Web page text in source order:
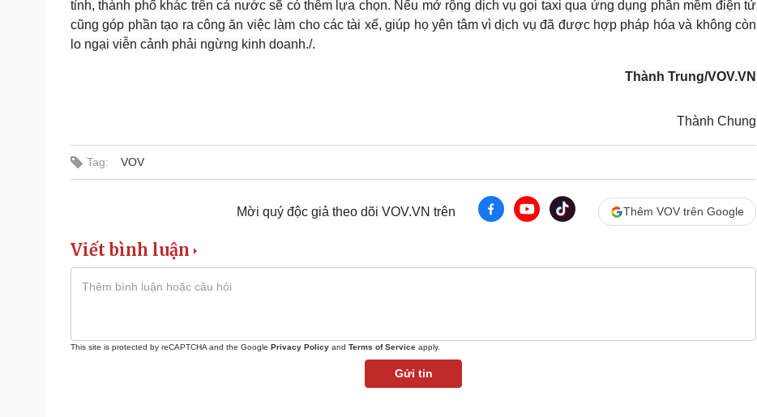
tỉnh, thành phố khác trên cả nước sẽ có thêm lựa chọn. Nếu mở rộng dịch vụ gọi taxi qua ứng dụng phần mềm điện tử
cũng góp phần tạo ra công ăn việc làm cho các tài xế, giúp họ yên tâm vì dịch vụ đã được hợp pháp hóa và không còn
lo ngại viễn cảnh phải ngừng kinh doanh./.
Thành Trung/VOV.VN
Thành Chung
Tag: VOV
Mời quý độc giả theo dõi VOV.VN trên Thêm VOV trên Google
Viết bình luận
This site is protected by reCAPTCHA and the Google Privacy Policy and Terms of Service apply.
Gửi tin